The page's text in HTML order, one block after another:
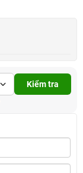
Kiểm tra